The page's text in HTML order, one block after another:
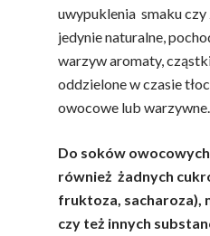
uwypuklenia smaku czy
jedynie naturalne,
warzyw aromaty,
oddzielone w czasie
owocowe lub warzywne.
Do soków
również żadnych
fruktoza, sacharoza),
czy też innych